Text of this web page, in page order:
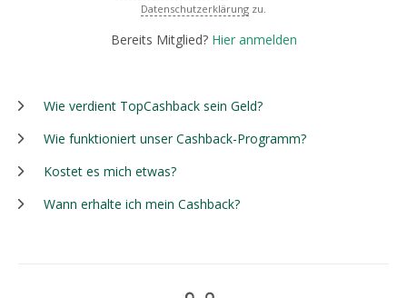
Datenschutzerklärung zu.
Bereits Mitglied? Hier anmelden
Wie verdient TopCashback sein Geld?
Wie funktioniert unser Cashback-Programm?
Kostet es mich etwas?
Wann erhalte ich mein Cashback?